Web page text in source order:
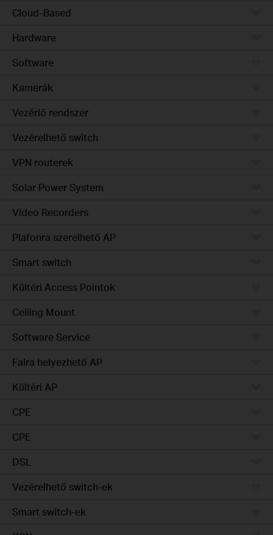
Cloud-Based
Hardware
Software
Kamerák
Vezérlő rendszer
Vezérelhető switch
VPN routerek
Solar Power System
Video Recorders
Plafonra szerelhető AP
Smart switch
Kültéri Access Pointok
Ceiling Mount
Software Service
Falra helyezhető AP
Kültéri AP
CPE
CPE
DSL
Vezérelhető switch-ek
Smart switch-ek